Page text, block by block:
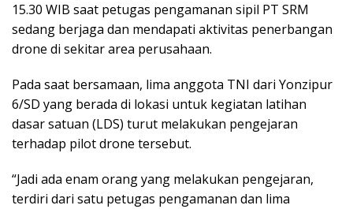
15.30 WIB saat petugas pengamanan sipil PT SRM
sedang berjaga dan mendapati aktivitas penerbangan
drone di sekitar area perusahaan.
Pada saat bersamaan, lima anggota TNI dari Yonzipur
6/SD yang berada di lokasi untuk kegiatan latihan
dasar satuan (LDS) turut melakukan pengejaran
terhadap pilot drone tersebut.
“Jadi ada enam orang yang melakukan pengejaran,
terdiri dari satu petugas pengamanan dan lima